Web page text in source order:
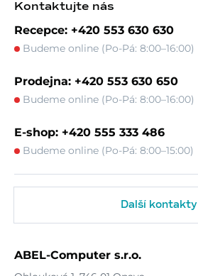
Kontaktujte nás
Recepce: +420 553 630 630
Budeme online (Po-Pá: 8:00–16:00)
Prodejna: +420 553 630 650
Budeme online (Po-Pá: 8:00–16:00)
E-shop: +420 555 333 486
Budeme online (Po-Pá: 8:00–15:00)
Další kontakty
ABEL-Computer s.r.o.